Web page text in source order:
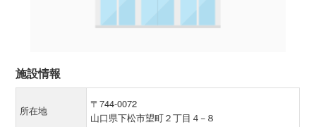
施設情報
所在地
〒744-0072
山口県下松市望町２丁目４−８